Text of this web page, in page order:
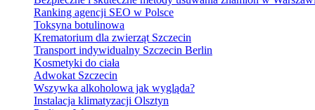
Ranking agencji SEO w Polsce
Toksyna botulinowa
Krematorium dla zwierząt Szczecin
Transport indywidualny Szczecin Berlin
Kosmetyki do ciała
Adwokat Szczecin
Wszywka alkoholowa jak wygląda?
Instalacja klimatyzacji Olsztyn